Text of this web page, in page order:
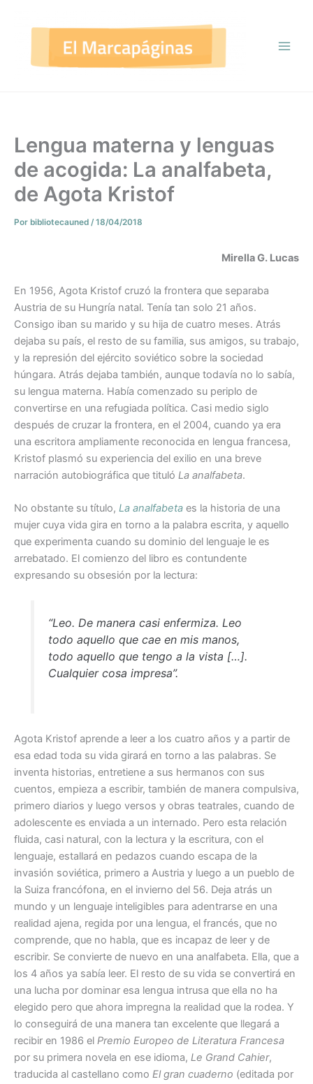
Lengua materna y lenguas
de acogida: La analfabeta,
de Agota Kristof
Por bibliotecauned /18/04/2018
Mirella G. Lucas
En 1956, Agota Kristof cruzó la frontera que separaba
Austria de su Hungría natal. Tenía tan solo 21 años.
Consigo iban su marido y su hija de cuatro meses. Atrás
dejaba su país, el resto de su familia, sus amigos, su trabajo,
y la represión del ejército soviético sobre la sociedad
húngara. Atrás dejaba también, aunque todavía no lo sabía,
su lengua materna. Había comenzado su periplo de
convertirse en una refugiada política. Casi medio siglo
después de cruzar la frontera, en el 2004, cuando ya era
una escritora ampliamente reconocida en lengua francesa,
Kristof plasmó su experiencia del exilio en una breve
narración autobiográfica que tituló La analfabeta.
No obstante su título, La analfabeta es la historia de una
mujer cuya vida gira en torno a la palabra escrita, y aquello
que experimenta cuando su dominio del lenguaje le es
arrebatado. El comienzo del libro es contundente
expresando su obsesión por la lectura:
“Leo. De manera casi enfermiza. Leo
todo aquello que cae en mis manos,
todo aquello que tengo a la vista […].
Cualquier cosa impresa”.
Agota Kristof aprende a leer a los cuatro años y a partir de
esa edad toda su vida girará en torno a las palabras. Se
inventa historias, entretiene a sus hermanos con sus
cuentos, empieza a escribir, también de manera compulsiva,
primero diarios y luego versos y obras teatrales, cuando de
adolescente es enviada a un internado. Pero esta relación
fluida, casi natural, con la lectura y la escritura, con el
lenguaje, estallará en pedazos cuando escapa de la
invasión soviética, primero a Austria y luego a un pueblo de
la Suiza francófona, en el invierno del 56. Deja atrás un
mundo y un lenguaje inteligibles para adentrarse en una
realidad ajena, regida por una lengua, el francés, que no
comprende, que no habla, que es incapaz de leer y de
escribir. Se convierte de nuevo en una analfabeta. Ella, que a
los 4 años ya sabía leer. El resto de su vida se convertirá en
una lucha por dominar esa lengua intrusa que ella no ha
elegido pero que ahora impregna la realidad que la rodea. Y
lo conseguirá de una manera tan excelente que llegará a
recibir en 1986 el Premio Europeo de Literatura Francesa
por su primera novela en ese idioma, Le Grand Cahier,
traducida al castellano como El gran cuaderno (editada por